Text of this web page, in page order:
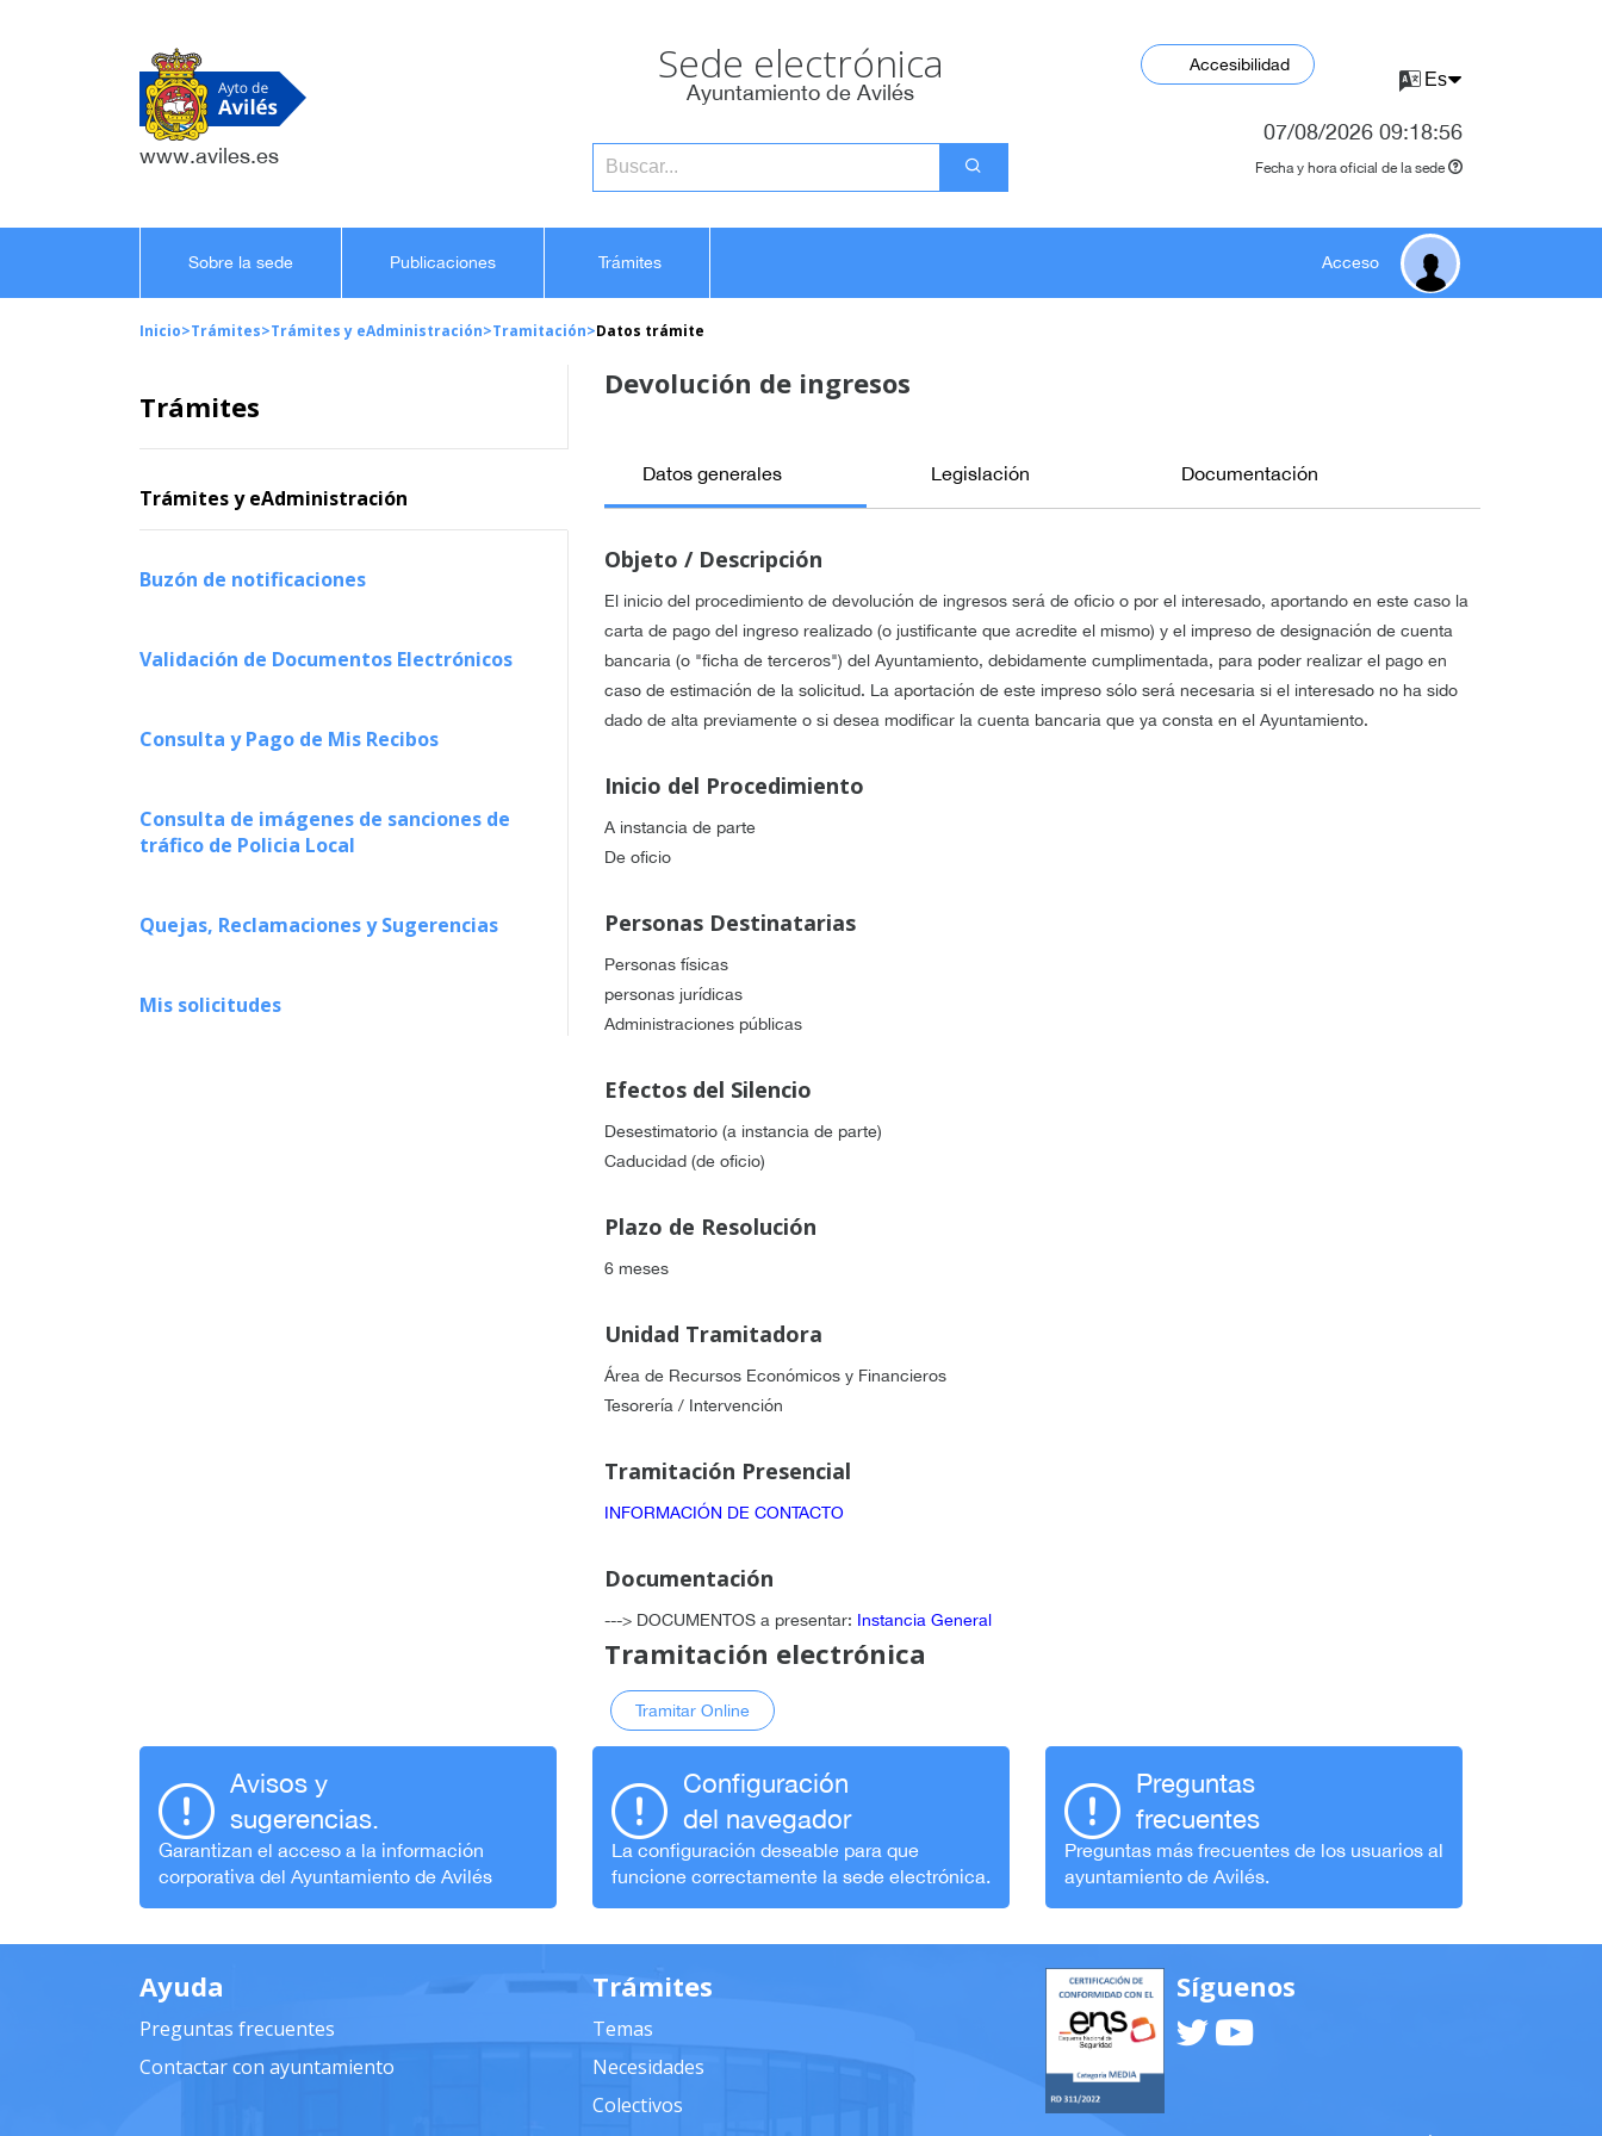
www.aviles.es
Sede electrónica
Ayuntamiento de Avilés
Accesibilidad
07/08/2026 09:18:56
Fecha y hora oficial de la sede
Sobre la sede Publicaciones Trámites Acceso
Inicio>Trámites>Trámites y eAdministración>Tramitación>Datos trámite
Trámites
Trámites y eAdministración
Buzón de notificaciones
Validación de Documentos Electrónicos
Consulta y Pago de Mis Recibos
Consulta de imágenes de sanciones de
tráfico de Policia Local
Quejas, Reclamaciones y Sugerencias
Mis solicitudes
Devolución de ingresos
Datos generales Legislación Documentación
Objeto / Descripción
El inicio del procedimiento de devolución de ingresos será de oficio o por el interesado, aportando en este caso la
carta de pago del ingreso realizado (o justificante que acredite el mismo) y el impreso de designación de cuenta
bancaria (o "ficha de terceros") del Ayuntamiento, debidamente cumplimentada, para poder realizar el pago en
caso de estimación de la solicitud. La aportación de este impreso sólo será necesaria si el interesado no ha sido
dado de alta previamente o si desea modificar la cuenta bancaria que ya consta en el Ayuntamiento.
Inicio del Procedimiento
A instancia de parte
De oficio
Personas Destinatarias
Personas físicas
personas jurídicas
Administraciones públicas
Efectos del Silencio
Desestimatorio (a instancia de parte)
Caducidad (de oficio)
Plazo de Resolución
6 meses
Unidad Tramitadora
Área de Recursos Económicos y Financieros
Tesorería / Intervención
Tramitación Presencial
INFORMACIÓN DE CONTACTO
Documentación
---> DOCUMENTOS a presentar: Instancia General
Tramitación electrónica
Tramitar Online
Avisos y
sugerencias.
Garantizan el acceso a la información
corporativa del Ayuntamiento de Avilés
Configuración
del navegador
La configuración deseable para que
funcione correctamente la sede electrónica.
Preguntas
frecuentes
Preguntas más frecuentes de los usuarios al
ayuntamiento de Avilés.
Ayuda
Preguntas frecuentes
Contactar con ayuntamiento
Trámites
Temas
Necesidades
Colectivos
Síguenos